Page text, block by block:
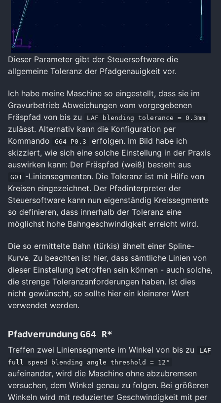
Dieser Parameter gibt der Steuersoftware die
allgemeine Toleranz der Pfadgenauigkeit vor.
Ich habe meine Maschine so eingestellt, dass sie im
Gravurbetrieb Abweichungen vom vorgegebenen
Fräspfad von bis zu
LAF blending tolerance = 0.3mm
zulässt. Alternativ kann die Konfiguration per
Kommando
G64 P0.3
erfolgen. Im Bild habe ich
skizziert, wie sich eine solche Einstellung in der Praxis
auswirken kann: Der Fräspfad (weiß) besteht aus
G01 -Liniensegmenten. Die Toleranz ist mit Hilfe von
Kreisen eingezeichnet. Der Pfadinterpreter der
Steuersoftware kann nun eigenständig Kreissegmente
so definieren, dass innerhalb der Toleranz eine
möglichst hohe Bahngeschwindigkeit erreicht wird.
Die so ermittelte Bahn (türkis) ähnelt einer Spline-
Kurve. Zu beachten ist hier, dass sämtliche Linien von
dieser Einstellung betroffen sein können - auch solche,
die strenge Toleranzanforderungen haben. Ist dies
nicht gewünscht, so sollte hier ein kleinerer Wert
verwendet werden.
Pfadverrundung G64 R*
Treffen zwei Liniensegmente im Winkel von bis zu
LAF
full speed blending angle threshold = 12°
aufeinander, wird die Maschine ohne abzubremsen
versuchen, dem Winkel genau zu folgen. Bei größeren
Winkeln wird mit reduzierter Geschwindigkeit mit per